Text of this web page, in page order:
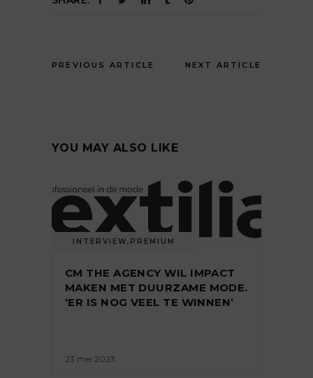
PREVIOUS ARTICLE NEXT ARTICLE
YOU MAY ALSO LIKE
INTERVIEW, PREMIUM
CM THE AGENCY WIL IMPACT
MAKEN MET DUURZAME MODE.
‘ER IS NOG VEEL TE WINNEN’
23 mei 2023